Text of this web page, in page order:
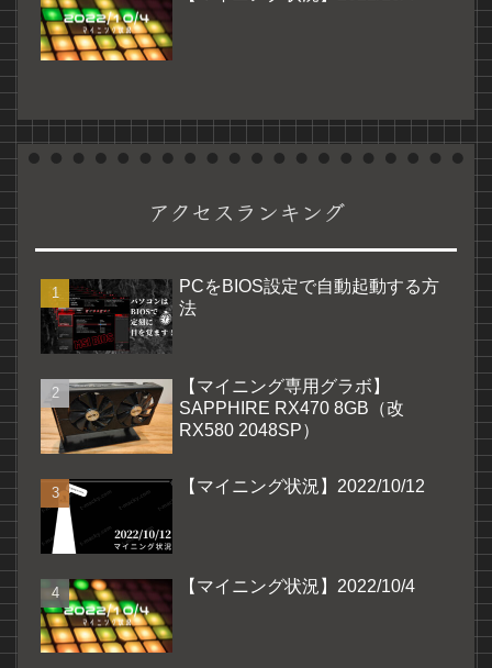
アクセスランキング
PCをBIOS設定で自動起動する方
法
【マイニング専用グラボ】
SAPPHIRE RX470 8GB（改
RX580 2048SP）
【マイニング状況】2022/10/12
【マイニング状況】2022/10/4